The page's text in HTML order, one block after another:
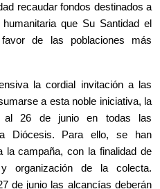
recaudar fondos destinados a
que Su Santidad el
de las poblaciones más
la cordial invitación a las
a esta noble iniciativa, la
al 26 de junio en todas las
Diócesis. Para ello, se han
la campaña, con la finalidad de
organización de la colecta.
de junio las alcancías deberán